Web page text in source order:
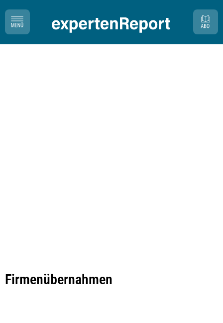
Firmenübernahmen